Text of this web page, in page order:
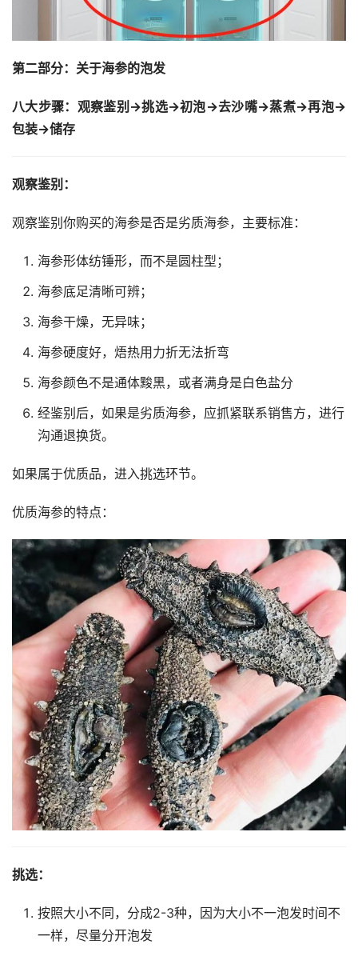
第二部分：关于海参的泡发
八大步骤：观察鉴别→挑选→初泡→去沙嘴→蒸煮→再泡→
包装→储存
观察鉴别：
观察鉴别你购买的海参是否是劣质海参，主要标准：
海参形体纺锤形，而不是圆柱型；
海参底足清晰可辨；
海参干燥，无异味；
海参硬度好，焐热用力折无法折弯
海参颜色不是通体黢黑，或者满身是白色盐分
经鉴别后，如果是劣质海参，应抓紧联系销售方，进行
沟通退换货。
如果属于优质品，进入挑选环节。
优质海参的特点：
挑选：
按照大小不同，分成2-3种，因为大小不一泡发时间不
一样，尽量分开泡发